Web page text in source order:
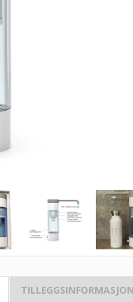
TILLEGGSINFORMASJON